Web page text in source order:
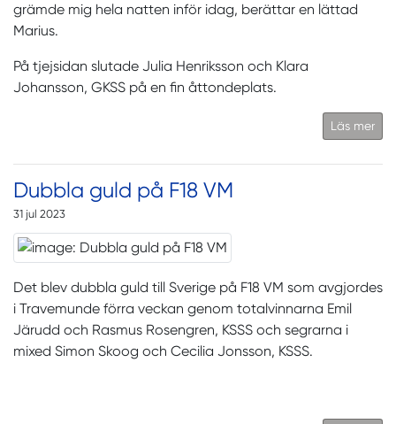
grämde mig hela natten inför idag, berättar en lättad
Marius.
På tjejsidan slutade Julia Henriksson och Klara
Johansson, GKSS på en fin åttondeplats.
Läs mer
Dubbla guld på F18 VM
31 jul 2023
Det blev dubbla guld till Sverige på F18 VM som avgjordes
i Travemunde förra veckan genom totalvinnarna Emil
Järudd och Rasmus Rosengren, KSSS och segrarna i
mixed Simon Skoog och Cecilia Jonsson, KSSS.